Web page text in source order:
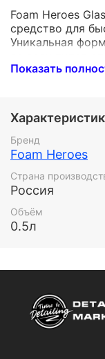
Foam Heroes
средство для
Уникальная
Экономичный
Показать
Бренд
Foam Heroes
Страна
Россия
Объём
0.5л